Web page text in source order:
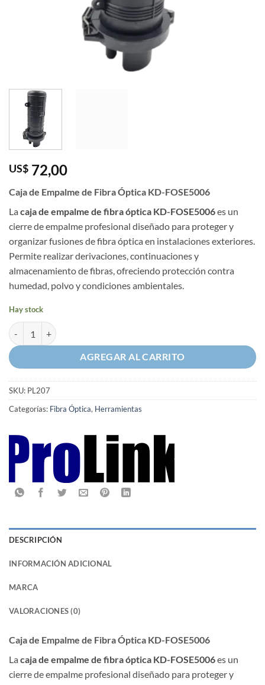
US$ 72,00
Caja de Empalme de Fibra Óptica KD-FOSE5006
La caja de empalme de fibra óptica KD-FOSE5006es un
cierre de empalme profesional diseñado para proteger y
organizar fusiones de fibra óptica en instalaciones exteriores.
Permite realizar derivaciones, continuaciones y
almacenamiento de fibras, ofreciendo protección contra
humedad, polvo y condiciones ambientales.
Hay stock
Caja de Empalme de Fibra Óptica KD-FOSE5006 cantidad
AGREGAR AL CARRITO
SKU: PL207
Categorías: Fibra Óptica, Herramientas
DESCRIPCIÓN
INFORMACIÓN ADICIONAL
MARCA
VALORACIONES (0)
Caja de Empalme de Fibra Óptica KD-FOSE5006
La caja de empalme de fibra óptica KD-FOSE5006es un
cierre de empalme profesional diseñado para proteger y